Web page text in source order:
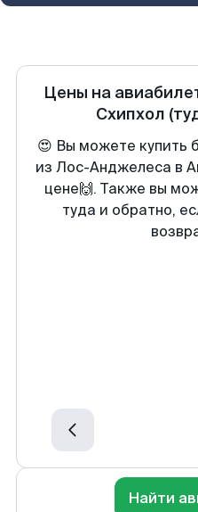
Цены на
Схипхол
😍 Вы можете купить
из Лос-Анджелеса в
цене🙌. Также вы
туда и обратно,
Найти